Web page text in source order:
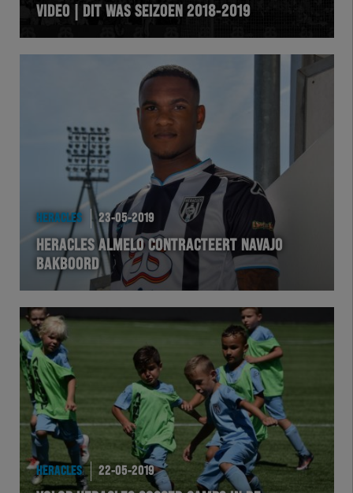
VIDEO | DIT WAS SEIZOEN 2018-2019
HERACLES 23-05-2019
HERACLES ALMELO CONTRACTEERT NAVAJO
BAKBOORD
HERACLES 22-05-2019